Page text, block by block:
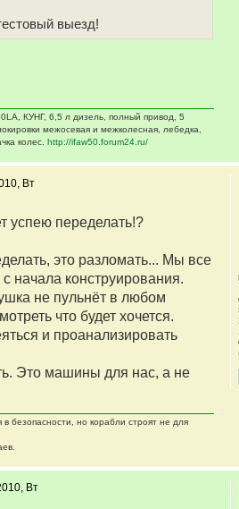
выезд!
КУНГ, 6,5 л дизель, полный привод, 5
межосевая и межколесная, лебедка,
колес. http://ifaw50.forum24.ru/
Вт
успею переделать!?
это разломать... Мы все
начала конструирования.
не пульнёт в любом
что будет хочется.
и проанализировать
Это машины для нас, а не
в безопасности, но корабли строят не для
Вт